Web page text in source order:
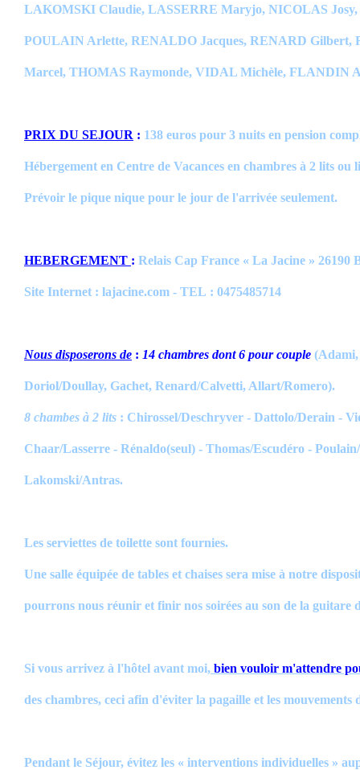
LAKOMSKI Claudie, LASSERRE Maryjo, NICOLAS Josy,
POULAIN Arlette, RENALDO Jacques, RENARD Gilbert,
Marcel, THOMAS Raymonde, VIDAL Michèle, FLANDIN
PRIX DU SEJOUR : 138 euros pour 3 nuits en pension
Hébergement en Centre de Vacances en chambres à 2 lits ou
Prévoir le pique nique pour le jour de l'arrivée seulement.
HEBERGEMENT : Relais Cap France « La Jacine » 26190
Site Internet : lajacine.com - TEL : 0475485714
Nous disposerons de : 14 chambres dont 6 pour couple (Adami,
Doriol/Doullay, Gachet, Renard/Calvetti, Allart/Romero).
8 chambes à 2 lits : Chirossel/Deschryver - Dattolo/Derain -
Chaar/Lasserre - Rénaldo(seul) - Thomas/Escudéro -
Lakomski/Antras.
Les serviettes de toilette sont fournies.
Une salle équipée de tables et chaises sera mise à notre
pourrons nous réunir et finir nos soirées au son de la guitare
Si vous arrivez à l'hôtel avant moi, bien vouloir m'attendre
des chambres, ceci afin d'éviter la pagaille et les mouvements
Pendant le Séjour, évitez les « interventions individuelles »